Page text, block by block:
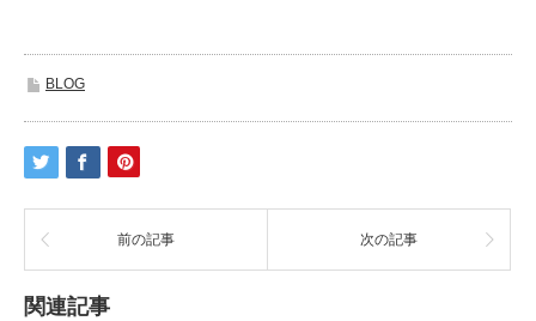
BLOG
前の記事 次の記事
関連記事